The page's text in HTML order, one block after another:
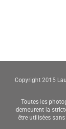
Copyright 2015
Toutes les
demeurent la
être utilisées